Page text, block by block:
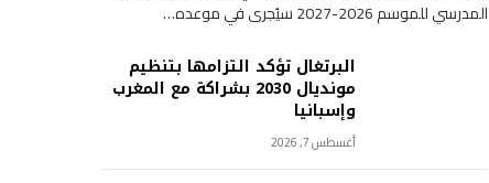
المدرسي للموسم 2026-2027 سيُجرى في موعده…
البرتغال تؤكد التزامها بتنظيم
مونديال 2030 بشراكة مع المغرب
وإسبانيا
أغسطس 7, 2026